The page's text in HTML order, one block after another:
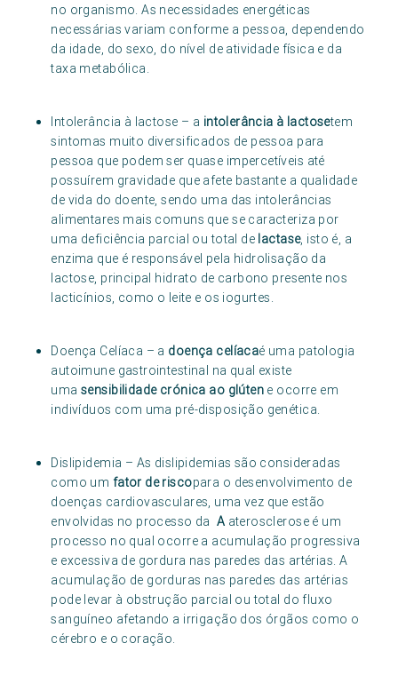
no organismo. As necessidades energéticas
necessárias variam conforme a pessoa, dependendo
da idade, do sexo, do nível de atividade física e da
taxa metabólica.
Intolerância à lactose – a intolerância à lactosetem
sintomas muito diversificados de pessoa para
pessoa que podem ser quase impercetíveis até
possuírem gravidade que afete bastante a qualidade
de vida do doente, sendo uma das intolerâncias
alimentares mais comuns que se caracteriza por
uma deficiência parcial ou total de lactase, isto é, a
enzima que é responsável pela hidrolisação da
lactose, principal hidrato de carbono presente nos
lacticínios, como o leite e os iogurtes.
Doença Celíaca – a doença celíacaé uma patologia
autoimune gastrointestinal na qual existe
umasensibilidade crónica ao glúten e ocorre em
indivíduos com uma pré-disposição genética.
Dislipidemia – As dislipidemias são consideradas
como um fator de riscopara o desenvolvimento de
doenças cardiovasculares, uma vez que estão
envolvidas no processo da A aterosclerose é um
processo no qual ocorre a acumulação progressiva
e excessiva de gordura nas paredes das artérias. A
acumulação de gorduras nas paredes das artérias
pode levar à obstrução parcial ou total do fluxo
sanguíneo afetando a irrigação dos órgãos como o
cérebro e o coração.